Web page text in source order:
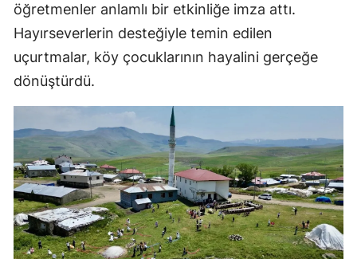
öğretmenler anlamlı bir etkinliğe imza attı.
Hayırseverlerin desteğiyle temin edilen
uçurtmalar, köy çocuklarının hayalini gerçeğe
dönüştürdü.